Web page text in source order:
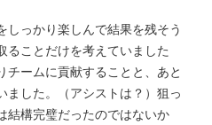
っかり楽しんで結果を残そう
ることだけを考えていました
ームに貢献することと、あと
ました。（アシストは？）狙っ
結構完璧だったのではないか